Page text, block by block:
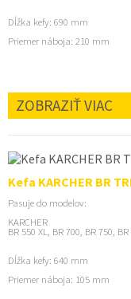
Dĺžka kefy: 690 mm
Priemer náboja: 210 mm
ZOBRAZIŤ VIAC
Kefa KARCHER BR
Pasuje do modelov:
KARCHER
BR 550 XL, BR 700, BR 750, BR
Dĺžka kefy: 640 mm
Priemer náboja: 105 mm